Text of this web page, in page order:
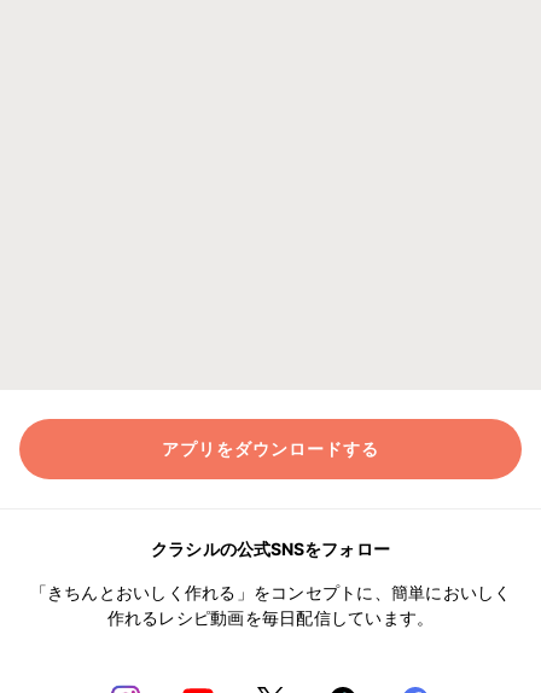
アプリをダウンロードする
クラシルの公式SNSをフォロー
「きちんとおいしく作れる」をコンセプトに、簡単においしく
作れるレシピ動画を毎日配信しています。